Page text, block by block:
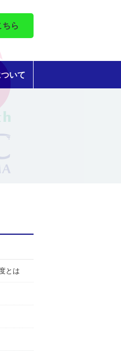
ちら
ついて
とは